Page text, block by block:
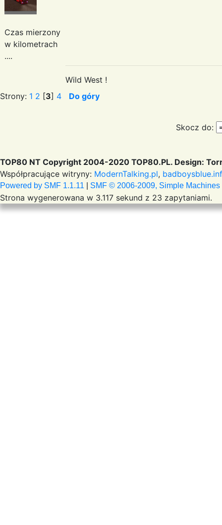
Czas mierzony
w kilometrach
....
Wild West !
Strony: 1 2 [3] 4 Do góry
Skocz do:
TOP80 NT Copyright 2004-2020 TOP80.PL. Design:
Współpracujące witryny: ModernTalking.pl,
Powered by SMF 1.1.11 SMF © 2006-2009, Simple Machines
Strona wygenerowana w 3.117 sekund z 23 zapytaniami.